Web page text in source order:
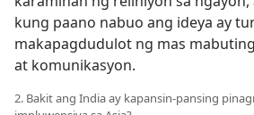
kung paano nabuo ang ideya ay
makapagdudulot ng mas
at komunikasyon.
2. Bakit ang India ay kapansin-pansing